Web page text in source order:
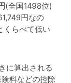
(全国1498位)
円なの
くらべて低い
に算出される
料などの控除